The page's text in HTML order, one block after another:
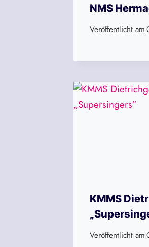
NMS
Veröffentlicht am
KMMS
Veröffentlicht am